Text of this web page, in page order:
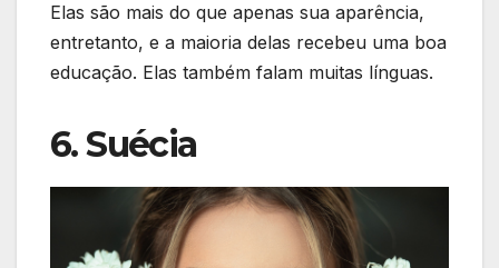
Elas são mais do que apenas sua aparência,
entretanto, e a maioria delas recebeu uma boa
educação. Elas também falam muitas línguas.
6. Suécia